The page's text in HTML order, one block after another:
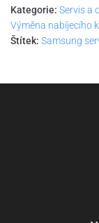
Kategorie: Servis a
Výměna nabíjecího
Štítek: Samsung